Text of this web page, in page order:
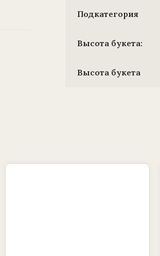
Подкатегория
Высота букета:
Высота букета